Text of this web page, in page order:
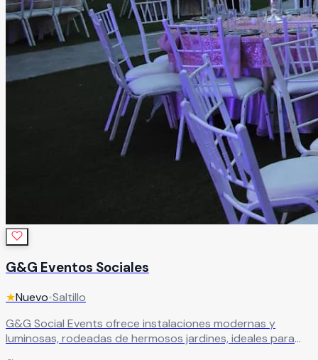
G&G Eventos Sociales
★Nuevo•Saltillo
G&G Social Events ofrece instalaciones modernas y
luminosas, rodeadas de hermosos jardines, ideales para